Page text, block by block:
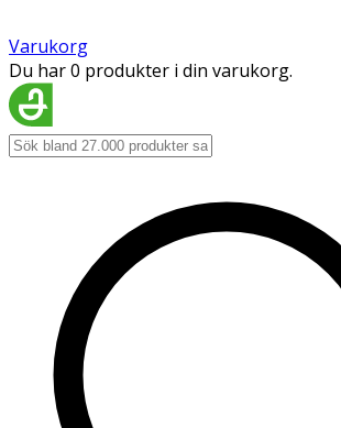
Varukorg
Du har 0 produkter i din varukorg.